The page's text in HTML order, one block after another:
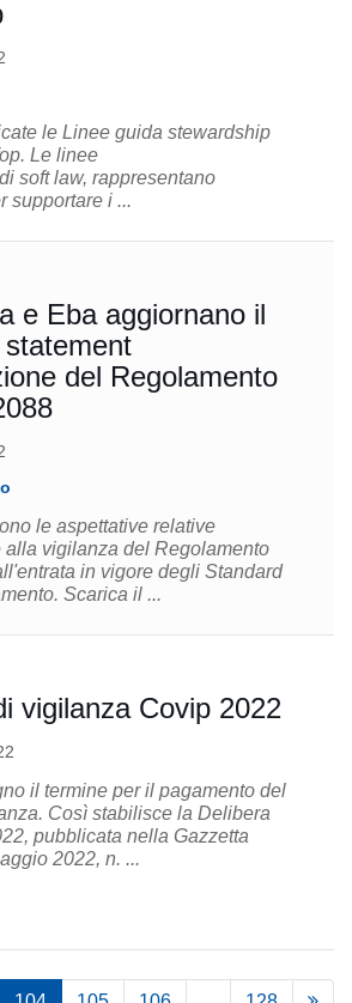
le Linee guida stewardship
Le linee
soft law, rappresentano
supportare i ...
e Eba aggiornano il
del Regolamento
le aspettative relative
vigilanza del Regolamento
in vigore degli Standard
Tecnici di Regolamento. Scarica il ...
vigilanza Covip 2022
il termine per il pagamento del
Delibera
pubblicata nella Gazzetta
2022, n. ...